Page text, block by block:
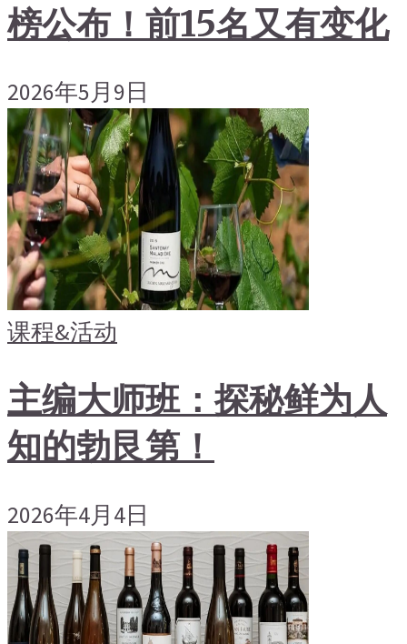
榜公布！前15名又有变化
2026年5月9日
课程&活动
主编大师班：探秘鲜为人
知的勃艮第！
2026年4月4日